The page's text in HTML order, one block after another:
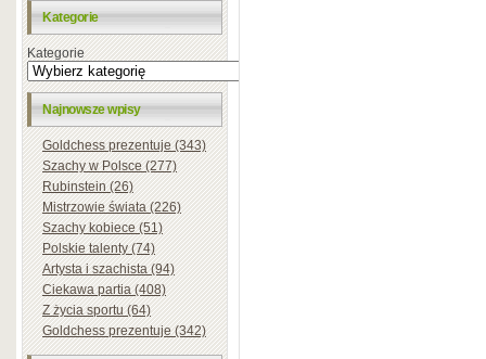
Kategorie
Kategorie
Najnowsze wpisy
Goldchess prezentuje (343)
Szachy w Polsce (277)
Rubinstein (26)
Mistrzowie świata (226)
Szachy kobiece (51)
Polskie talenty (74)
Artysta i szachista (94)
Ciekawa partia (408)
Z życia sportu (64)
Goldchess prezentuje (342)